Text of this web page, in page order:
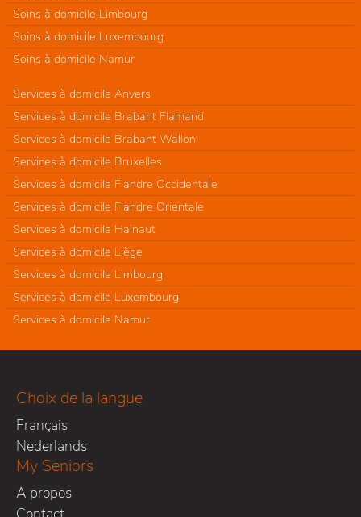
Soins à domicile Limbourg
Soins à domicile Luxembourg
Soins à domicile Namur
Services à domicile Anvers
Services à domicile Brabant Flamand
Services à domicile Brabant Wallon
Services à domicile Bruxelles
Services à domicile Flandre Occidentale
Services à domicile Flandre Orientale
Services à domicile Hainaut
Services à domicile Liège
Services à domicile Limbourg
Services à domicile Luxembourg
Services à domicile Namur
Choix de la langue
Français
Nederlands
My Seniors
A propos